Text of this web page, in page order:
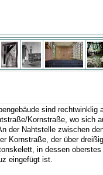
sind rechtwinklig
Kornstraße, wo sich
der Nahtstelle zwischen
Kornstraße, der über
in dessen
eingefügt ist.